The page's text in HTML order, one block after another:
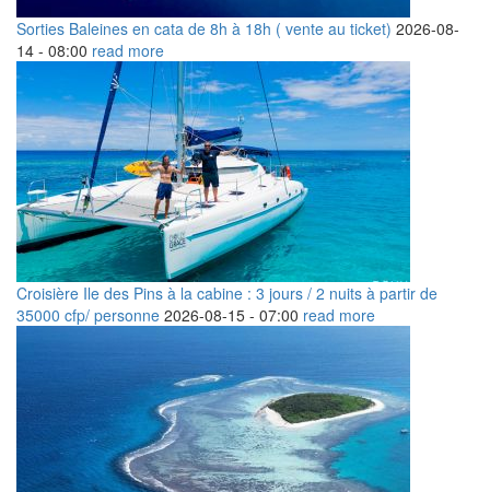
Sorties Baleines en cata de 8h à 18h ( vente au ticket) 2026-08-
14 - 08:00 read more
Croisière Ile des Pins à la cabine : 3 jours / 2 nuits à partir de
35000 cfp/ personne 2026-08-15 - 07:00 read more